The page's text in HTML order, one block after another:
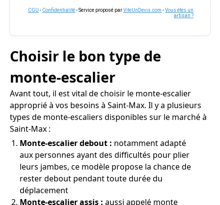
CGU - Confidentialité- Service proposé parViteUnDevis.com -Vous êtes un
artisan ?
Choisir le bon type de
monte-escalier
Avant tout, il est vital de choisir le monte-escalier
approprié à vos besoins à Saint-Max. Il y a plusieurs
types de monte-escaliers disponibles sur le marché à
Saint-Max :
Monte-escalier debout : notamment adapté
aux personnes ayant des difficultés pour plier
leurs jambes, ce modèle propose la chance de
rester debout pendant toute durée du
déplacement
Monte-escalier assis : aussi appelé monte